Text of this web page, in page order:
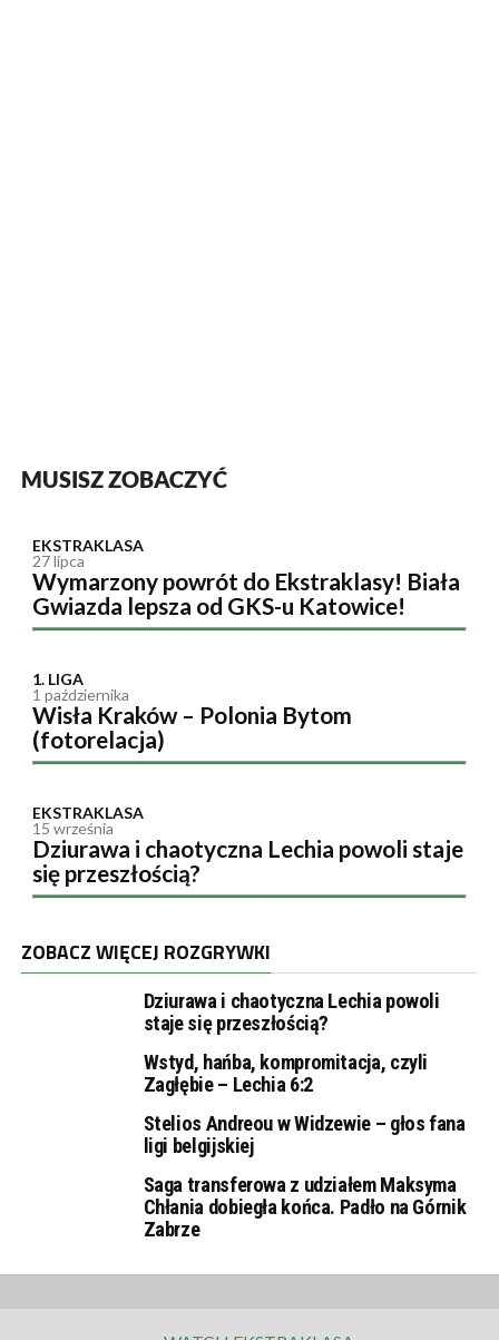
MUSISZ ZOBACZYĆ
EKSTRAKLASA
27 lipca
Wymarzony powrót do Ekstraklasy! Biała
Gwiazda lepsza od GKS-u Katowice!
1. LIGA
1 października
Wisła Kraków – Polonia Bytom
(fotorelacja)
EKSTRAKLASA
15 września
Dziurawa i chaotyczna Lechia powoli staje
się przeszłością?
ZOBACZ WIĘCEJ ROZGRYWKI
Dziurawa i chaotyczna Lechia powoli
staje się przeszłością?
Wstyd, hańba, kompromitacja, czyli
Zagłębie – Lechia 6:2
Stelios Andreou w Widzewie – głos fana
ligi belgijskiej
Saga transferowa z udziałem Maksyma
Chłania dobiegła końca. Padło na Górnik
Zabrze